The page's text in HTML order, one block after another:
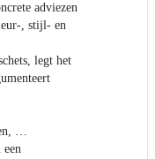
adviezen
, stijl- en
legt het
…
een